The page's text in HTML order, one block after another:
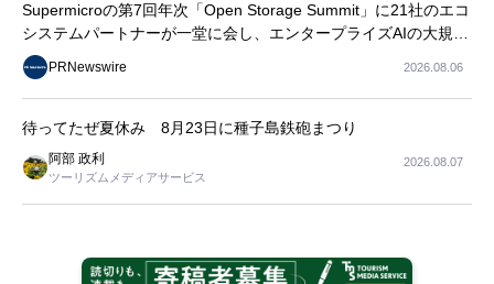
Supermicroの第7回年次「Open Storage Summit」に21社のエコ
システムパートナーが一堂に会し、エンタープライズAIの大規模
導入に関する実践的なガイダンスを共有
PRNewswire 2026.08.06
待ってたぜ夏休み 8月23日に種子島鉄砲まつり
阿部 政利
ツーリズムメディアサービス
2026.08.07